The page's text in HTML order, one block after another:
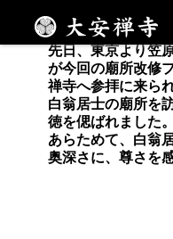
白翁居士を
先日、東京より笠
が今回の廟所改修
禅寺へ参拝に来ら
白翁居士の廟所を
徳を偲ばれました。
あらためて、白翁
奥深さに、尊さを